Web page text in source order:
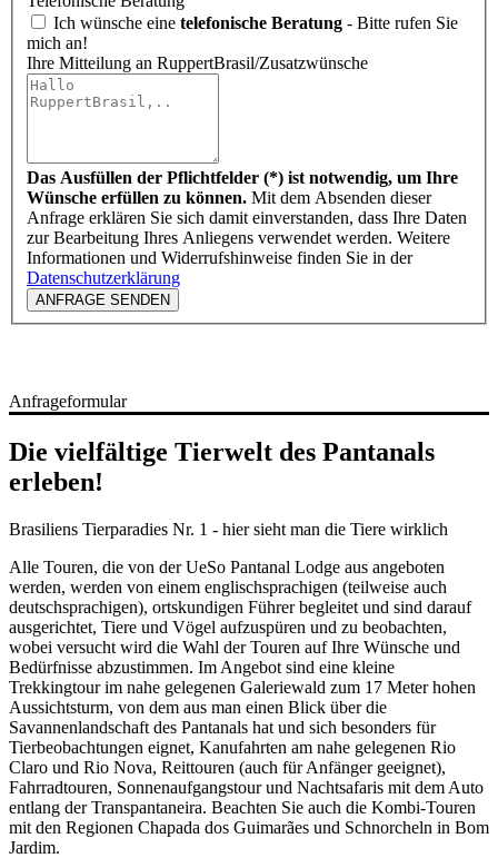
Ich wünsche eine telefonische Beratung - Bitte rufen Sie
mich an!
Ihre Mitteilung an RuppertBrasil/Zusatzwünsche
Das Ausfüllen der Pflichtfelder (*) ist notwendig, um Ihre
Wünsche erfüllen zu können. Mit dem Absenden dieser
Anfrage erklären Sie sich damit einverstanden, dass Ihre Daten
zur Bearbeitung Ihres Anliegens verwendet werden. Weitere
Informationen und Widerrufshinweise finden Sie in der
Datenschutzerklärung
ANFRAGE SENDEN
Anfrageformular
Die vielfältige Tierwelt des Pantanals
erleben!
Brasiliens Tierparadies Nr. 1 - hier sieht man die Tiere wirklich
Alle Touren, die von der UeSo Pantanal Lodge aus angeboten
werden, werden von einem englischsprachigen (teilweise auch
deutschsprachigen), ortskundigen Führer begleitet und sind darauf
ausgerichtet, Tiere und Vögel aufzuspüren und zu beobachten,
wobei versucht wird die Wahl der Touren auf Ihre Wünsche und
Bedürfnisse abzustimmen. Im Angebot sind eine kleine
Trekkingtour im nahe gelegenen Galeriewald zum 17 Meter hohen
Aussichtsturm, von dem aus man einen Blick über die
Savannenlandschaft des Pantanals hat und sich besonders für
Tierbeobachtungen eignet, Kanufahrten am nahe gelegenen Rio
Claro und Rio Nova, Reittouren (auch für Anfänger geeignet),
Fahrradtouren, Sonnenaufgangstour und Nachtsafaris mit dem Auto
entlang der Transpantaneira. Beachten Sie auch die Kombi-Touren
mit den Regionen Chapada dos Guimarães und Schnorcheln in Bom
Jardim.